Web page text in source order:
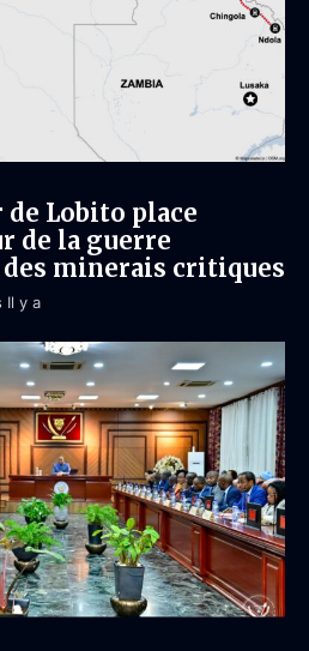
de Lobito place
de la guerre
minerais critiques
Il y a